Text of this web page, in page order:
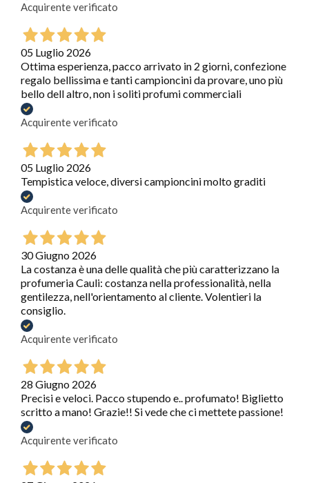
Acquirente verificato
05 Luglio 2026
Ottima esperienza, pacco arrivato in 2 giorni, confezione
regalo bellissima e tanti campioncini da provare, uno più
bello dell altro, non i soliti profumi commerciali
Acquirente verificato
05 Luglio 2026
Tempistica veloce, diversi campioncini molto graditi
Acquirente verificato
30 Giugno 2026
La costanza è una delle qualità che più caratterizzano la
profumeria Cauli: costanza nella professionalità, nella
gentilezza, nell'orientamento al cliente. Volentieri la
consiglio.
Acquirente verificato
28 Giugno 2026
Precisi e veloci. Pacco stupendo e.. profumato! Biglietto
scritto a mano! Grazie!! Si vede che ci mettete passione!
Acquirente verificato